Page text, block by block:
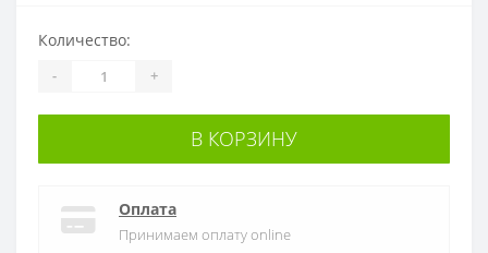
Количество:
- +
В КОРЗИНУ
Оплата
Принимаем оплату online